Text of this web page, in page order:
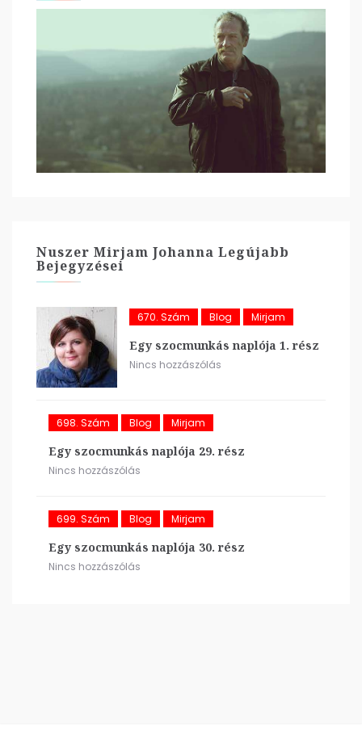
Nuszer Mirjam Johanna Legújabb
Bejegyzései
670. Szám Blog Mirjam
Egy szocmunkás naplója 1. rész
Nincs hozzászólás
698. Szám Blog Mirjam
Egy szocmunkás naplója 29. rész
Nincs hozzászólás
699. Szám Blog Mirjam
Egy szocmunkás naplója 30. rész
Nincs hozzászólás